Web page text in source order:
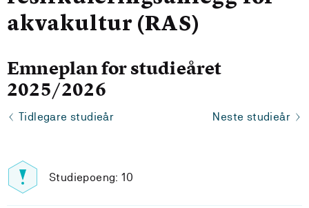
akvakultur (RAS)
Emneplan for studieåret
2025/2026
Tidlegare studieår Neste studieår
Studiepoeng: 10